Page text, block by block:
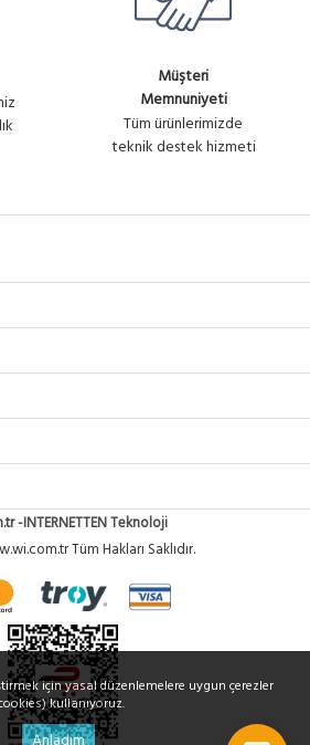
Müşteri
Memnuniyeti
Tüm ürünlerimizde
teknik destek hizmeti
-INTERNETTEN Teknoloji
Tüm Hakları Saklıdır.
için yasal düzenlemelere uygun çerezler
kullanıyoruz.